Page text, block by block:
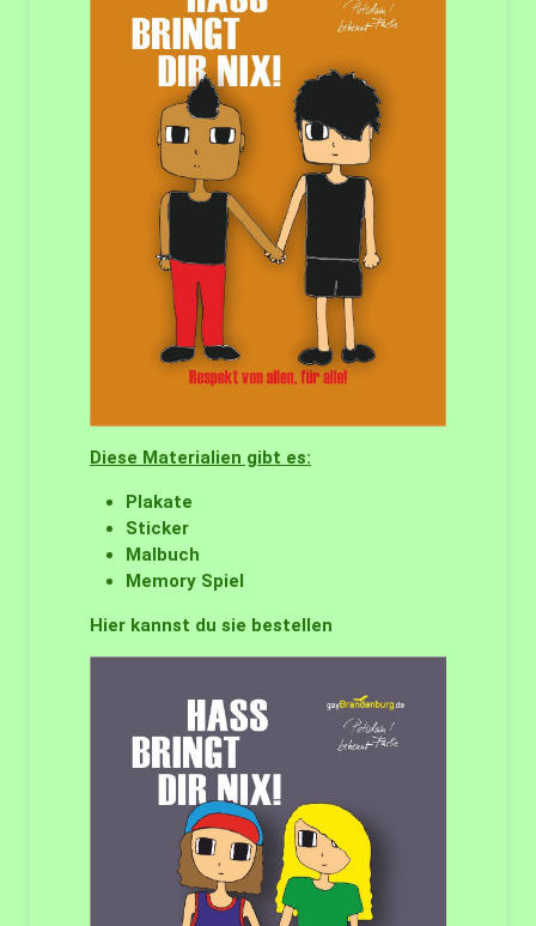
Diese Materialien gibt es:
Plakate
Sticker
Malbuch
Memory Spiel
Hier kannst du sie bestellen